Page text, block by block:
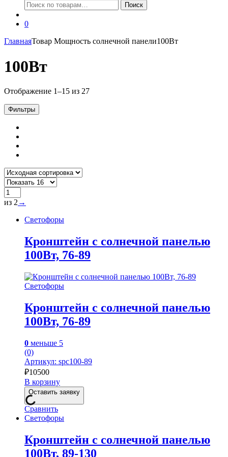
Искать:
Поиск
0
ГлавнаяТовар Мощность солнечной панели100Вт
100Вт
Отображение 1–15 из 27
Фильтры
из 2 →
Светофоры
Кронштейн с солнечной панелью
100Вт, 76-89
Светофоры
Кронштейн с солнечной панелью
100Вт, 76-89
0 меньше 5
(0)
Артикул: spc100-89
₽10500
В корзину
Оставить заявку
Сравнить
Светофоры
Кронштейн с солнечной панелью
100Вт, 89-130